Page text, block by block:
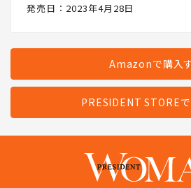
発売日：2023年4月28日
Amazonで購入
PRESIDENT STORE